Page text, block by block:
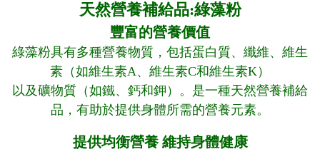
天然營養補給品:綠藻粉
豐富的營養價值
綠藻粉具有多種營養物質，包括蛋白質、纖維、維生
素（如維生素A、維生素C和維生素K）
以及礦物質（如鐵、鈣和鉀）。是一種天然營養補給
品，有助於提供身體所需的營養元素。
提供均衡營養 維持身體健康